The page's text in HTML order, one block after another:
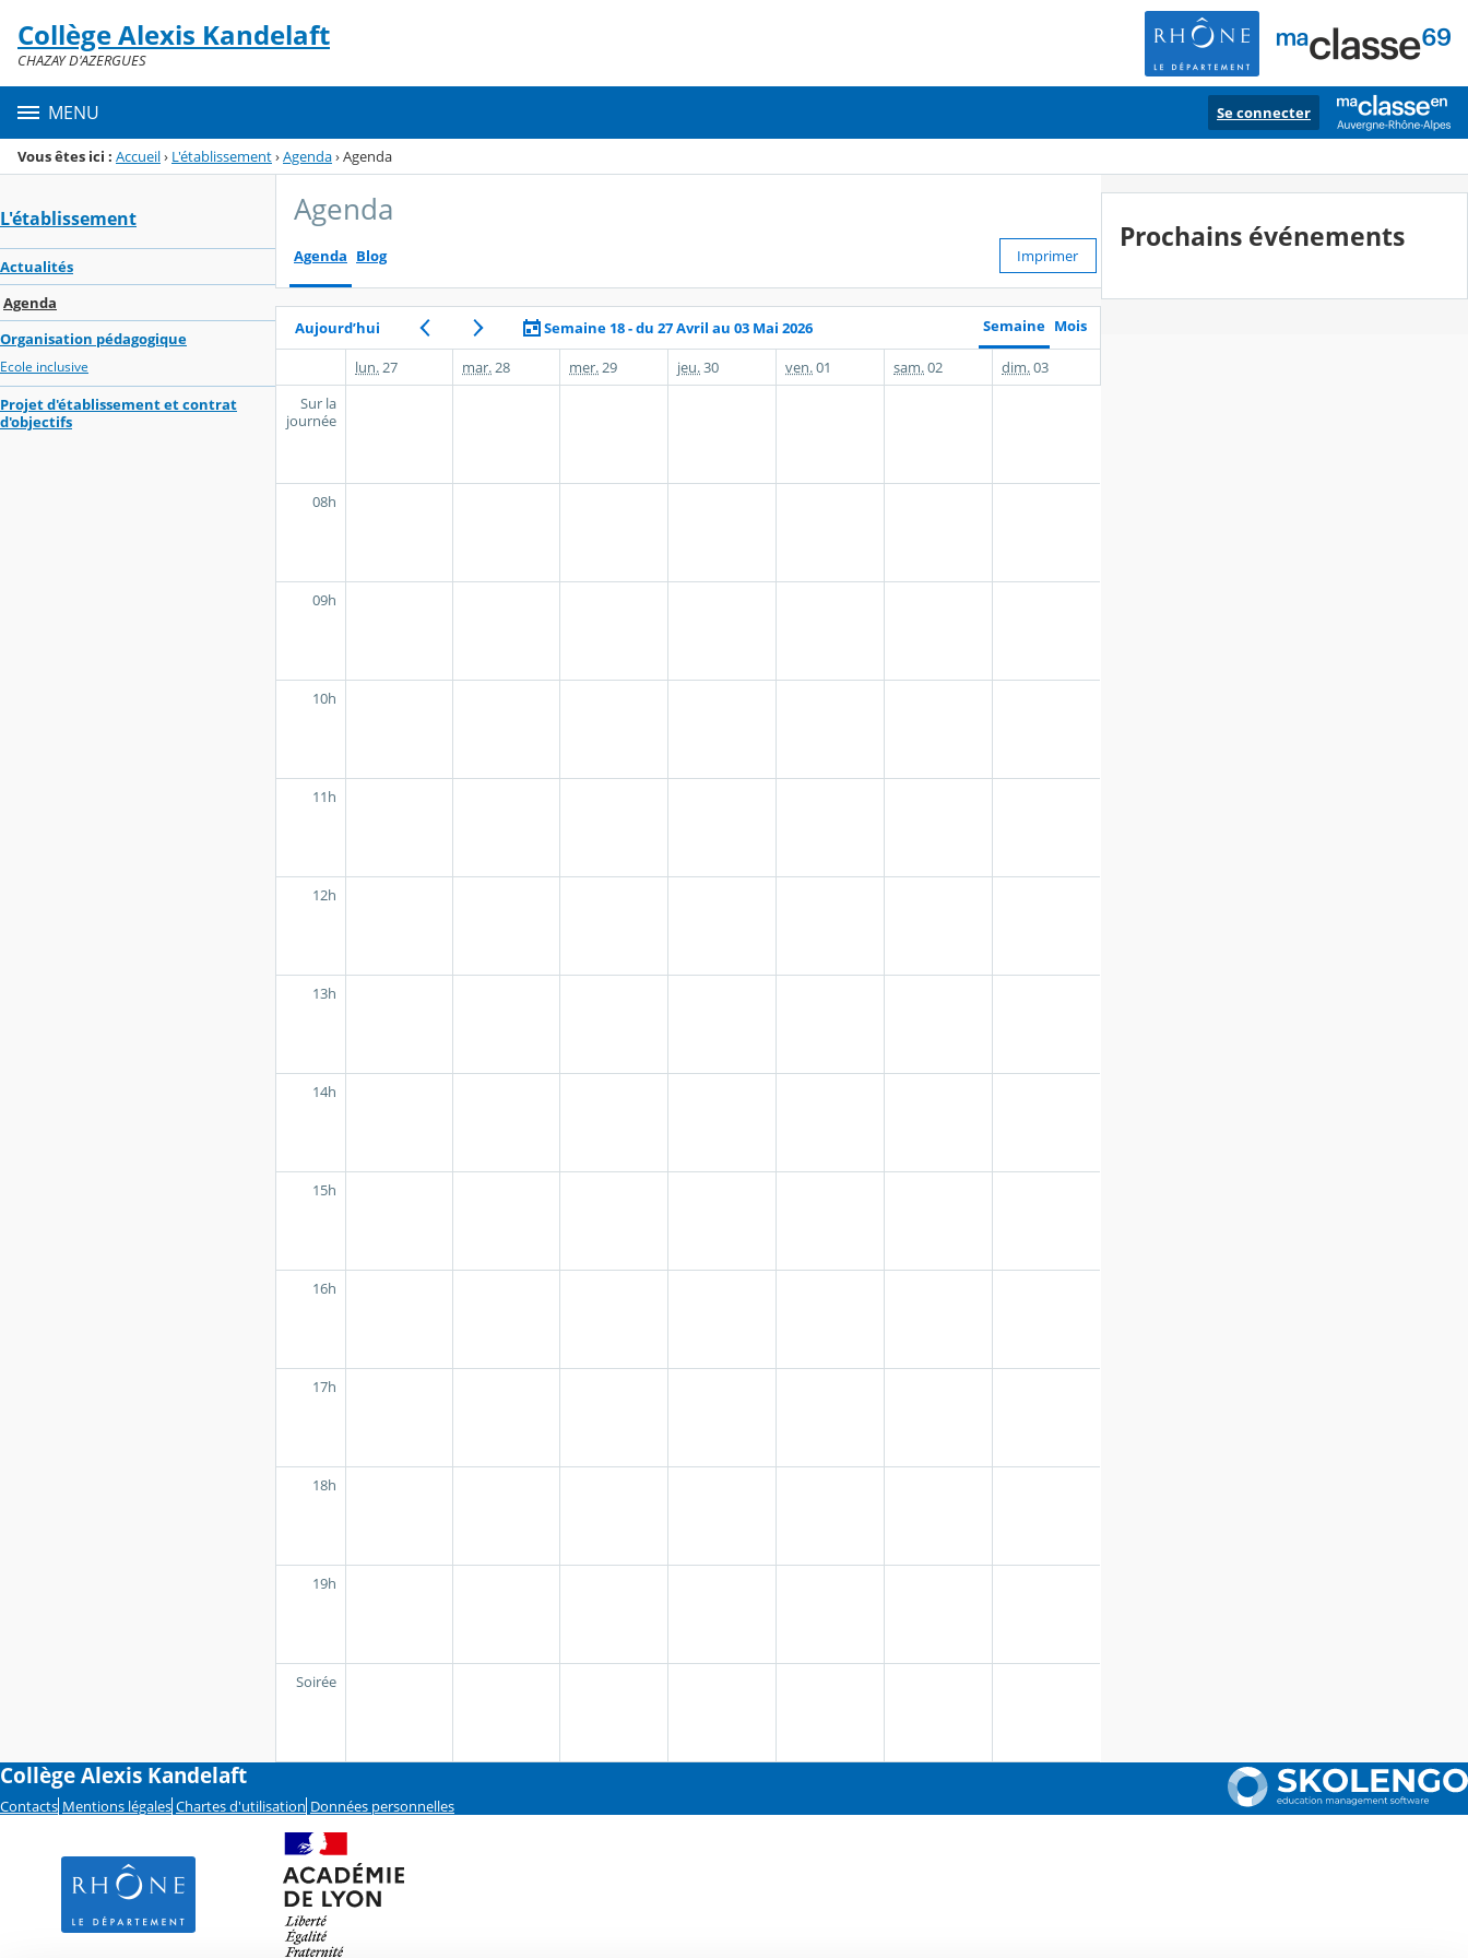
Menu de la rubrique
Contenu
Collège Alexis Kandelaft
CHAZAY D'AZERGUES
MENU Se connecter
Vous êtes ici : Accueil› L'établissement›Agenda›Agenda
L'établissement
Actualités
Agenda
Organisation pédagogique
Ecole inclusive
Projet d'établissement et contrat
d'objectifs
Agenda
Agenda Blog Imprimer
Aujourd’hui Semaine 18 - du 27 Avril au 03 Mai 2026 Semaine Mois
lun. 27 mar. 28 mer. 29 jeu.30 ven.01 sam.02 dim.03
Sur la
journée
08h
09h
10h
11h
12h
13h
14h
15h
16h
17h
18h
19h
Soirée
Prochains événements
Collège Alexis Kandelaft
Contacts Mentions légales Chartes d'utilisation Données personnelles